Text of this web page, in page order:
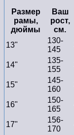
Размер
рамы,
дюймы
Ваш
рост,
см.
13"
130-
145
14"
135-
155
15"
145-
160
16"
150-
165
17"
156-
170